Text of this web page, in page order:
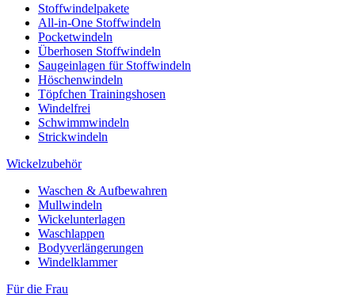
Stoffwindelpakete
All-in-One Stoffwindeln
Pocketwindeln
Überhosen Stoffwindeln
Saugeinlagen für Stoffwindeln
Höschenwindeln
Töpfchen Trainingshosen
Windelfrei
Schwimmwindeln
Strickwindeln
Wickelzubehör
Waschen & Aufbewahren
Mullwindeln
Wickelunterlagen
Waschlappen
Bodyverlängerungen
Windelklammer
Für die Frau